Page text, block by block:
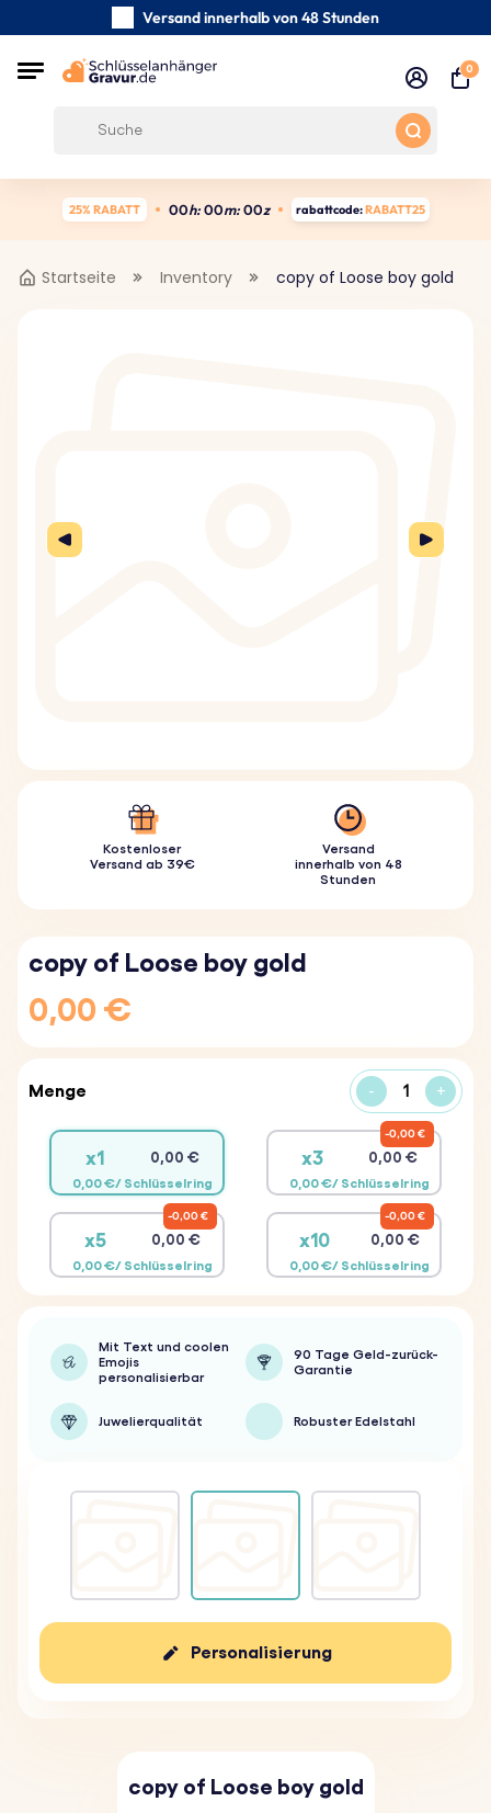
Versand innerhalb von 48 Stunden
0
25% RABATT 00h: 00m: 00z rabattcode:RABATT25
Startseite Inventory copy of Loose boy gold
Kostenloser
Versand ab 39€
Versand
innerhalb von 48
Stunden
copy of Loose boy gold
0,00 €
Menge - +
x1 0,00 €
0,00 €/ Schlüsselring
x3 0,00 €
0,00 €/ Schlüsselring
0,00 €
x5 0,00 €
0,00 €/ Schlüsselring
0,00 €
x10 0,00 €
0,00 €/ Schlüsselring
0,00 €
Mit Text und coolen
Emojis
personalisierbar
90 Tage Geld-zurück-
Garantie
Juwelierqualität Robuster Edelstahl
Personalisierung
copy of Loose boy gold